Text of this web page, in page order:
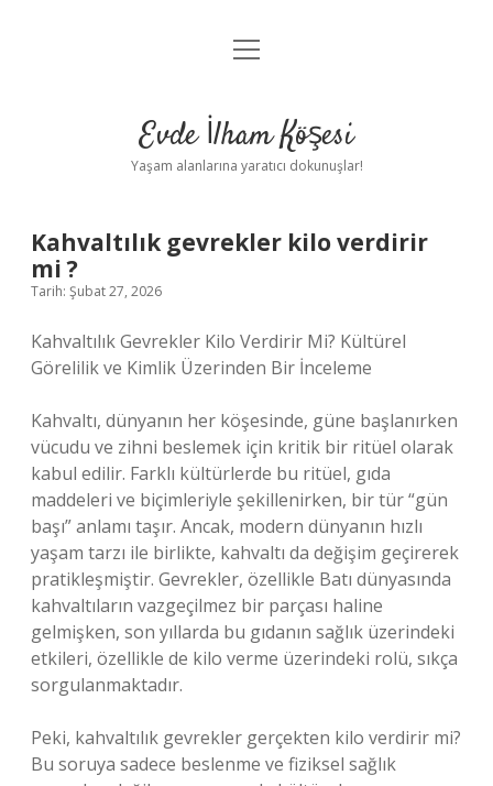
Anasayfa
Yasal Uyarı
menüyü
Evde İlham Köşesi
Yaşam alanlarına yaratıcı dokunuşlar!
Kahvaltılık gevrekler kilo verdirir
mi ?
Tarih: Şubat 27, 2026
Kahvaltılık Gevrekler Kilo Verdirir Mi? Kültürel
Görelilik ve Kimlik Üzerinden Bir İnceleme
Kahvaltı, dünyanın her köşesinde, güne başlanırken
vücudu ve zihni beslemek için kritik bir ritüel olarak
kabul edilir. Farklı kültürlerde bu ritüel, gıda
maddeleri ve biçimleriyle şekillenirken, bir tür “gün
başı” anlamı taşır. Ancak, modern dünyanın hızlı
yaşam tarzı ile birlikte, kahvaltı da değişim geçirerek
pratikleşmiştir. Gevrekler, özellikle Batı dünyasında
kahvaltıların vazgeçilmez bir parçası haline
gelmişken, son yıllarda bu gıdanın sağlık üzerindeki
etkileri, özellikle de kilo verme üzerindeki rolü, sıkça
sorgulanmaktadır.
Peki, kahvaltılık gevrekler gerçekten kilo verdirir mi?
Bu soruya sadece beslenme ve fiziksel sağlık